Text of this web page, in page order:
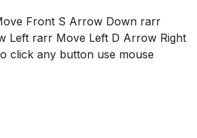
Front S Arrow Down rarr
Left rarr Move Left D Arrow Right
click any button use mouse